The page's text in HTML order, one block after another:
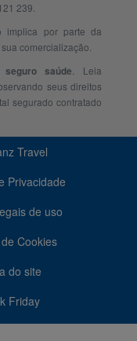
239.
implica por parte da
comercialização.
saúde . Leia
seus direitos
segurado contratado
Travel
Privacidade
de uso
Cookies
do site
Friday